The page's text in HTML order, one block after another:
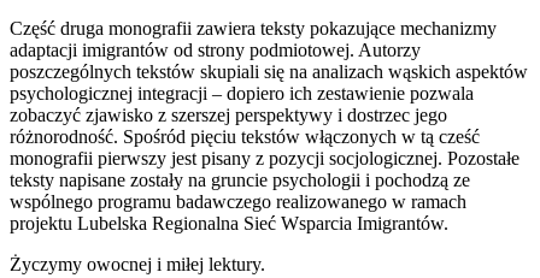
Część druga monografii zawiera teksty pokazujące mechanizmy
adaptacji imigrantów od strony podmiotowej. Autorzy
poszczególnych tekstów skupiali się na analizach wąskich aspektów
psychologicznej integracji – dopiero ich zestawienie pozwala
zobaczyć zjawisko z szerszej perspektywy i dostrzec jego
różnorodność. Spośród pięciu tekstów włączonych w tą cześć
monografii pierwszy jest pisany z pozycji socjologicznej. Pozostałe
teksty napisane zostały na gruncie psychologii i pochodzą ze
wspólnego programu badawczego realizowanego w ramach
projektu Lubelska Regionalna Sieć Wsparcia Imigrantów.
Życzymy owocnej i miłej lektury.